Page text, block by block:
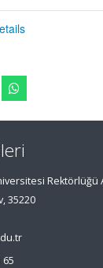
Rektörlüğü
35220
65